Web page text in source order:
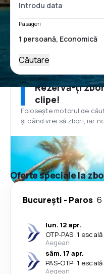
Pasageri
Căutare
Rezervă-ți
clipe!
Folosește motorul de
și când vrei să zbori, iar
Oferte speciale la
București - Paros 6
lun. 12 apr.
OTP-PAS· 1 escală
Aegean
sâm. 17 apr.
PAS-OTP· 1 escală
Aegean